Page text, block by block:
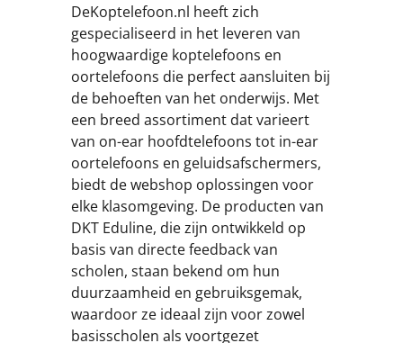
DeKoptelefoon.nl heeft zich
gespecialiseerd in het leveren van
hoogwaardige koptelefoons en
oortelefoons die perfect aansluiten bij
de behoeften van het onderwijs. Met
een breed assortiment dat varieert
van on-ear hoofdtelefoons tot in-ear
oortelefoons en geluidsafschermers,
biedt de webshop oplossingen voor
elke klasomgeving. De producten van
DKT Eduline, die zijn ontwikkeld op
basis van directe feedback van
scholen, staan bekend om hun
duurzaamheid en gebruiksgemak,
waardoor ze ideaal zijn voor zowel
basisscholen als voortgezet